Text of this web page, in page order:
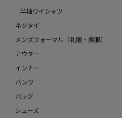
半袖ワイシャツ
ネクタイ
メンズフォーマル（礼服・喪服）
アウター
インナー
パンツ
バッグ
シューズ